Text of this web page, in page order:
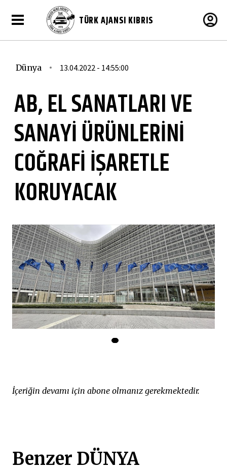
TÜRK AJANSI KIBRIS
Dünya 13.04.2022 - 14:55:00
AB, EL SANATLARI VE
SANAYİ ÜRÜNLERİNİ
COĞRAFİ İŞARETLE
KORUYACAK
İçeriğin devamı için abone olmanız gerekmektedir.
Benzer DÜNYA